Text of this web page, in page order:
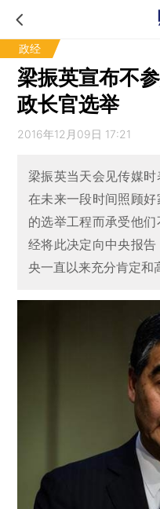
政经
梁振英宣布不
政长官选举
2016年12月09日 17:21
梁振英当天会见传媒
在未来一段时间照顾
的选举工程而承受他
经将此决定向中央报
央一直以来充分肯定和